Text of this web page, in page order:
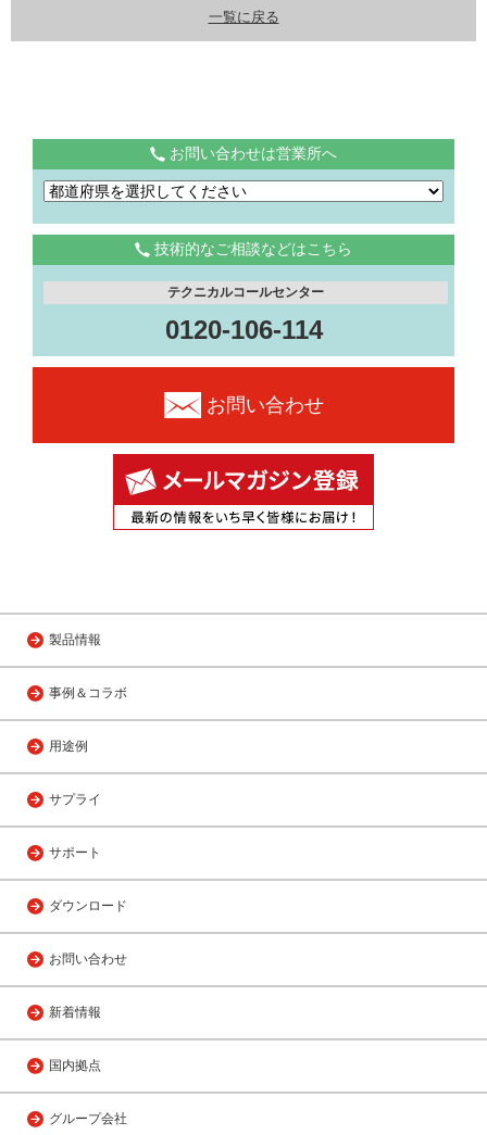
一覧に戻る
お問い合わせは営業所へ
技術的なご相談などはこちら
テクニカルコールセンター
0120-106-114
お問い合わせ
製品情報
事例＆コラボ
用途例
サプライ
サポート
ダウンロード
お問い合わせ
新着情報
国内拠点
グループ会社